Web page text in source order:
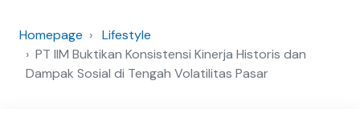
Homepage
Lifestyle
PT IIM Buktikan Konsistensi Kinerja Historis dan
Dampak Sosial di Tengah Volatilitas Pasar